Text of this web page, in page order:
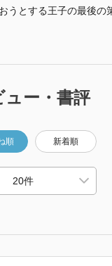
うとする王子の最後
ュー・書評
順 新着順